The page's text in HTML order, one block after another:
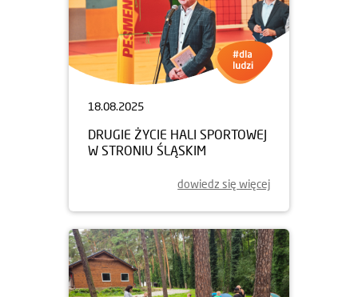
18.08.2025
DRUGIE ŻYCIE HALI SPORTOWEJ
W STRONIU ŚLĄSKIM
dowiedz się więcej